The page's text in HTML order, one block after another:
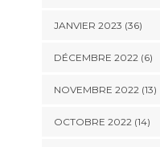
JANVIER 2023 (36)
DÉCEMBRE 2022 (6)
NOVEMBRE 2022 (13)
OCTOBRE 2022 (14)